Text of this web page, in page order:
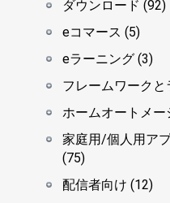
ダウンロード (92)
eコマース (5)
eラーニング (3)
フレームワーク
ホームオートメー
家庭用/個人用ア
(75)
配信者向け (12)